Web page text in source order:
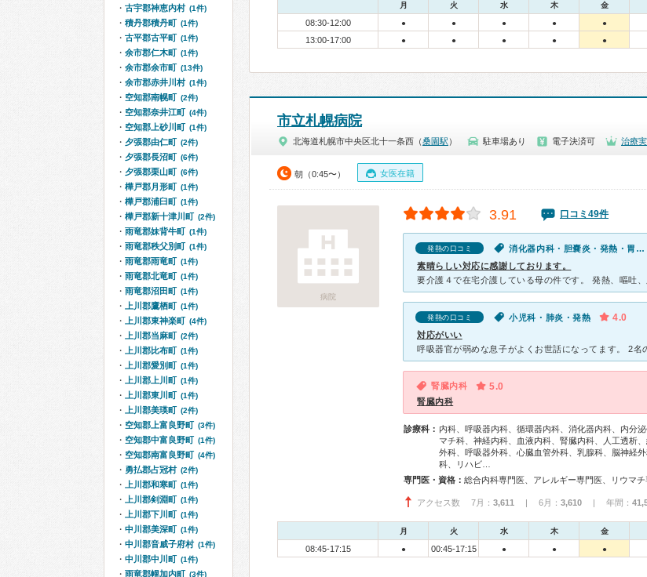
月 火 水 木 金
08:30-12:00 ● ● ● ● ●
13:00-17:00 ● ● ● ● ●
市立札幌病院
北海道札幌市中央区北十一条西（桑園駅 ） 駐車場あり 電子決済可 治療
朝（0:45〜） 女医在籍
病院
3.91 口コミ49件
発熱の口コミ 消化器内科・胆嚢炎・発熱・胃痛・腹痛・食欲不振
素晴らしい対応に感謝しております。
発熱の口コミ 小児科・肺炎・発熱 4.0
対応がいい
腎臓内科 5.0
腎臓内科
診療科： 内科、呼吸器内科、循環器内科、消化器内科、内分
マチ科、神経内科、血液内科、腎臓内科、人工透析、
外科、呼吸器外科、心臓血管外科、乳腺科、脳神経
科、リハビ…
専門医・資格：
アクセス数 7月： 3,611 | 6月： 3,610 | 年間：
月 火 水 木 金
08:45-17:15 ● 00:45-17:15 ● ● ●
古宇郡神恵内村 (1件)
積丹郡積丹町 (1件)
古平郡古平町 (1件)
余市郡仁木町 (1件)
余市郡余市町 (13件)
余市郡赤井川村 (1件)
空知郡南幌町 (2件)
空知郡奈井江町 (4件)
空知郡上砂川町 (1件)
夕張郡由仁町 (2件)
夕張郡長沼町 (6件)
夕張郡栗山町 (6件)
樺戸郡月形町 (1件)
樺戸郡浦臼町 (1件)
樺戸郡新十津川町 (2件)
雨竜郡妹背牛町 (1件)
雨竜郡秩父別町 (1件)
雨竜郡雨竜町 (1件)
雨竜郡北竜町 (1件)
雨竜郡沼田町 (1件)
上川郡鷹栖町 (1件)
上川郡東神楽町 (4件)
上川郡当麻町 (2件)
上川郡比布町 (1件)
上川郡愛別町 (1件)
上川郡上川町 (1件)
上川郡東川町 (1件)
上川郡美瑛町 (2件)
空知郡上富良野町 (3件)
空知郡中富良野町 (1件)
空知郡南富良野町 (4件)
勇払郡占冠村 (2件)
上川郡和寒町 (1件)
上川郡剣淵町 (1件)
上川郡下川町 (1件)
中川郡美深町 (1件)
中川郡音威子府村 (1件)
中川郡中川町 (1件)
雨竜郡幌加内町 (3件)